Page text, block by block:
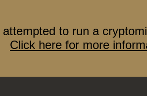
to run a
Click here for more